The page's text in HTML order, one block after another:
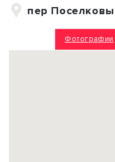
пер
Фотографии